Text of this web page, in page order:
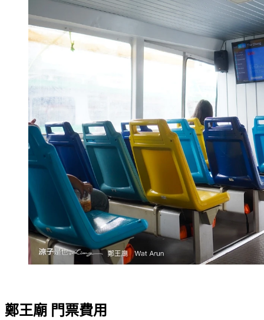
鄭王廟 門票費用